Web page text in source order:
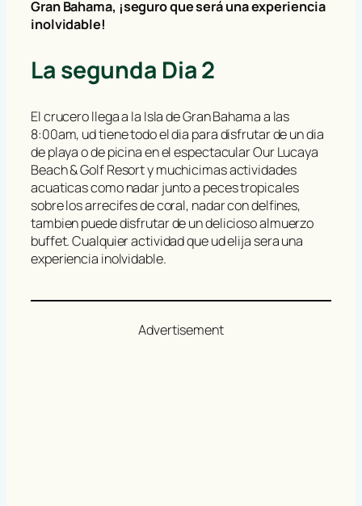
Gran Bahama, ¡seguro que será una experiencia
inolvidable!
La segunda Dia 2
El crucero llega a la Isla de Gran Bahama a las
8:00am, ud tiene todo el dia para disfrutar de un dia
de playa o de picina en el espectacular Our Lucaya
Beach & Golf Resort y muchicimas actividades
acuaticas como nadar junto a peces tropicales
sobre los arrecifes de coral, nadar con delfines,
tambien puede disfrutar de un delicioso almuerzo
buffet. Cualquier actividad que ud elija sera una
experiencia inolvidable.
Advertisement